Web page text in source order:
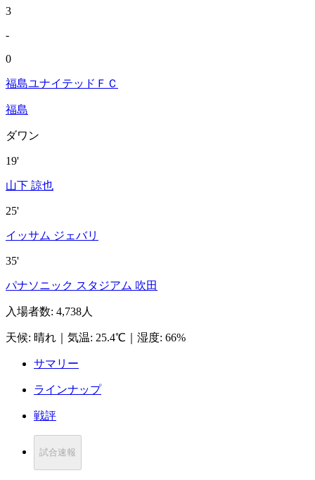
3
-
0
福島ユナイテッドＦＣ
福島
ダワン
19'
山下 諒也
25'
イッサム ジェバリ
35'
パナソニック スタジアム 吹田
入場者数: 4,738人
天候: 晴れ 気温: 25.4℃ 湿度: 66%
サマリー
ラインナップ
戦評
試合速報